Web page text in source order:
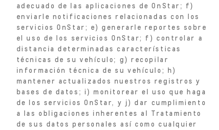
adecuado de las aplicaciones de OnStar; f)
enviarle notificaciones relacionadas con los
servicios OnStar; e) generarle reportes sobre
el uso de los servicios OnStar; f) controlar a
distancia determinadas características
técnicas de su vehículo; g) recopilar
información técnica de su vehículo; h)
mantener actualizados nuestros registros y
bases de datos; i) monitorear el uso que haga
de los servicios OnStar, y j) dar cumplimiento
a las obligaciones inherentes al Tratamiento
de sus datos personales así como cualquier